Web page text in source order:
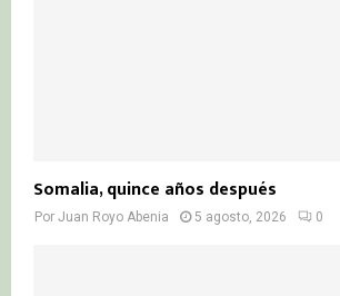
Somalia, quince años después
Por Juan Royo Abenia 5 agosto, 2026 0